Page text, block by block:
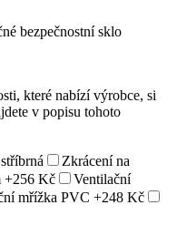
bezpečnostní sklo
které nabízí výrobce, si
v popisu tohoto
Zkrácení na
+256 Kč
Ventilační
mřížka PVC +248 Kč